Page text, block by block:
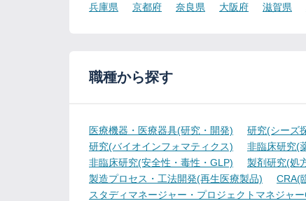
兵庫県 京都府 奈良県 大阪府 滋賀県
職種から探す
医療機器・医療器具(研究・開発) 研究(シーズ
研究(バイオインフォマティクス)
非臨床研究(
非臨床研究(安全性・毒性・GLP)
製剤研究(処
製造プロセス・工法開発(再生医療製品)
CRA(
スタディマネージャー・プロジェクトマネジャ